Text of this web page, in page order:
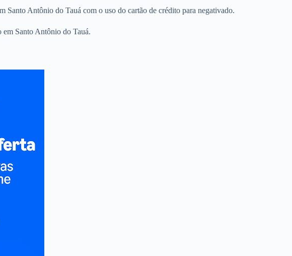
Santo Antônio do Tauá com o uso do cartão de crédito para negativado.
em Santo Antônio do Tauá.